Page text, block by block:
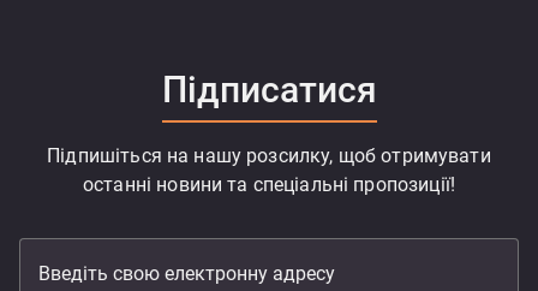
Підписатися
Підпишіться на нашу розсилку, щоб отримувати
останні новини та спеціальні пропозиції!
Введіть свою електронну адресу